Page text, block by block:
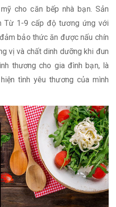
cho căn bếp nhà bạn. Sản
Từ 1-9 cấp độ tương ứng với
bảo thức ăn được nấu chín
vị và chất dinh dưỡng khi đun
thương cho gia đình bạn, là
tình yêu thương của mình